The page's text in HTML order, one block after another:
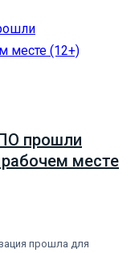
прошли
месте
прошла для